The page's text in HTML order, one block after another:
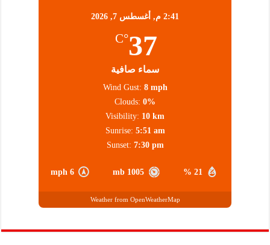
2:41 م, أغسطس 7, 2026
37
°C
سماء صافية
21 %
1005 mb
6 mph
Wind Gust: 8 mph
Clouds: 0%
Visibility: 10 km
Sunrise: 5:51 am
Sunset: 7:30 pm
Weather from OpenWeatherMap